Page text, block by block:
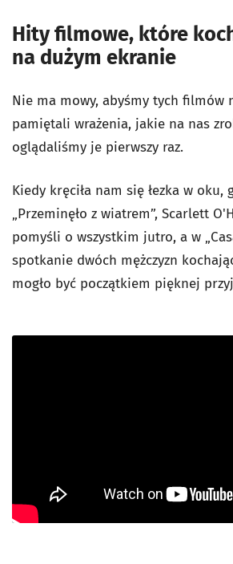
Hity filmowe, które
na dużym ekranie
Nie ma mowy, abyśmy tych filmów
pamiętali wrażenia, jakie na nas
oglądaliśmy je pierwszy raz.
Kiedy kręciła nam się łezka w oku,
„Przeminęło z wiatrem”, Scarlett
pomyśli o wszystkim jutro, a w
spotkanie dwóch mężczyzn
mogło być początkiem pięknej